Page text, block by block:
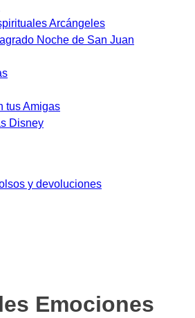
Arcángeles
Noche de San Juan
tus Amigas
Disney
y devoluciones
Emociones